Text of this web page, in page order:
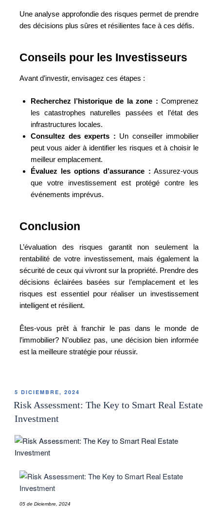
Une analyse approfondie des risques permet de prendre
des décisions plus sûres et résilientes face à ces défis.
Conseils pour les Investisseurs
Avant d’investir, envisagez ces étapes :
Recherchez l’historique de la zone : Comprenez
les catastrophes naturelles passées et l’état des
infrastructures locales.
Consultez des experts : Un conseiller immobilier
peut vous aider à identifier les risques et à choisir le
meilleur emplacement.
Évaluez les options d’assurance : Assurez-vous
que votre investissement est protégé contre les
événements imprévus.
Conclusion
L’évaluation des risques garantit non seulement la
rentabilité de votre investissement, mais également la
sécurité de ceux qui vivront sur la propriété. Prendre des
décisions éclairées basées sur l’emplacement et les
risques est essentiel pour réaliser un investissement
intelligent et résilient.
Êtes-vous prêt à franchir le pas dans le monde de
l’immobilier? N’oubliez pas, une décision bien informée
est la meilleure stratégie pour réussir.
5 DICIEMBRE, 2024
Risk Assessment: The Key to Smart Real Estate
Investment
05 de Diciembre, 2024